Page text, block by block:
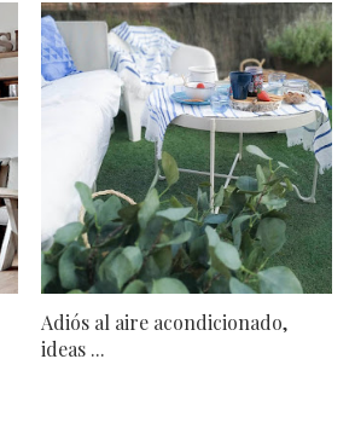
Adiós al aire acondicionado,
ideas ...